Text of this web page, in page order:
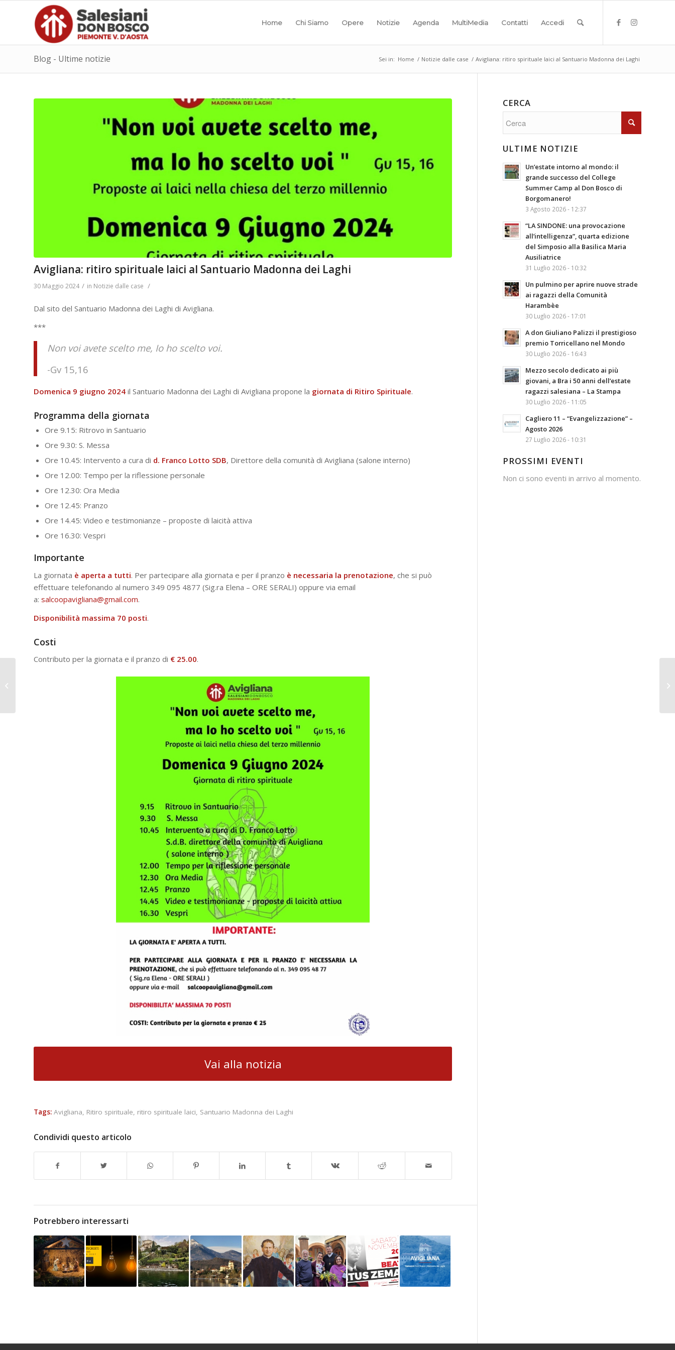
Home Chi Siamo Opere Notizie Agenda MultiMedia Contatti Accedi
Blog - Ultime notizie Sei in: Home / Notizie dalle case / Avigliana: ritiro spirituale laici al Santuario Madonna dei Laghi
Avigliana: ritiro spirituale laici al Santuario Madonna dei Laghi
30 Maggio 2024 / in Notizie dalle case /
Dal sito del Santuario Madonna dei Laghi di Avigliana.
***
Non voi avete scelto me, Io ho scelto voi.
-Gv 15,16
Domenica 9 giugno 2024 il Santuario Madonna dei Laghi di Avigliana propone la giornata di Ritiro Spirituale.
Programma della giornata
Ore 9.15: Ritrovo in Santuario
Ore 9.30: S. Messa
Ore 10.45: Intervento a cura di d. Franco Lotto SDB, Direttore della comunità di Avigliana (salone interno)
Ore 12.00: Tempo per la riflessione personale
Ore 12.30: Ora Media
Ore 12.45: Pranzo
Ore 14.45: Video e testimonianze – proposte di laicità attiva
Ore 16.30: Vespri
Importante
La giornata è aperta a tutti. Per partecipare alla giornata e per il pranzo è necessaria la prenotazione, che si può
effettuare telefonando al numero 349 095 4877 (Sig.ra Elena – ORE SERALI) oppure via email
a: salcoopavigliana@gmail.com.
Disponibilità massima 70 posti.
Costi
Contributo per la giornata e il pranzo di € 25.00.
Vai alla notizia
Tags: Avigliana, Ritiro spirituale, ritiro spirituale laici, Santuario Madonna dei Laghi
Condividi questo articolo
Potrebbero interessarti
CERCA
ULTIME NOTIZIE
Un’estate intorno al mondo: il
grande successo del College
Summer Camp al Don Bosco di
Borgomanero!
3 Agosto 2026 - 12:37
“LA SINDONE: una provocazione
all’intelligenza”, quarta edizione
del Simposio alla Basilica Maria
Ausiliatrice
31 Luglio 2026 - 10:32
Un pulmino per aprire nuove strade
ai ragazzi della Comunità
Harambèe
30 Luglio 2026 - 17:01
A don Giuliano Palizzi il prestigioso
premio Torricellano nel Mondo
30 Luglio 2026 - 16:43
Mezzo secolo dedicato ai più
giovani, a Bra i 50 anni dell’estate
ragazzi salesiana – La Stampa
30 Luglio 2026 - 11:05
Cagliero 11 – “Evangelizzazione” –
Agosto 2026
27 Luglio 2026 - 10:31
PROSSIMI EVENTI
Non ci sono eventi in arrivo al momento.